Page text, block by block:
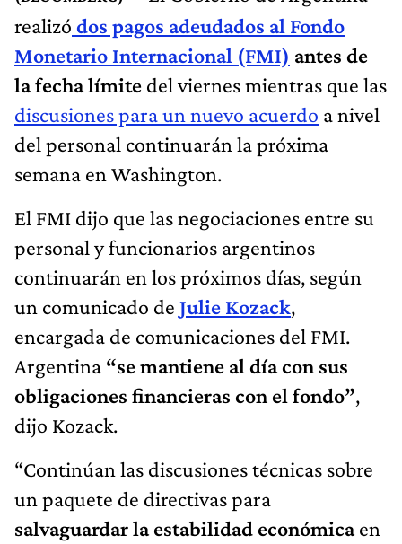
realizó dos pagos adeudados al Fondo
Monetario Internacional (FMI) antes de
la fecha límite del viernes mientras que las
discusiones para un nuevo acuerdo a nivel
del personal continuarán la próxima
semana en Washington.
El FMI dijo que las negociaciones entre su
personal y funcionarios argentinos
continuarán en los próximos días, según
un comunicado de Julie Kozack,
encargada de comunicaciones del FMI.
Argentina “se mantiene al día con sus
obligaciones financieras con el fondo”,
dijo Kozack.
“Continúan las discusiones técnicas sobre
un paquete de directivas para
salvaguardar la estabilidad económicaen